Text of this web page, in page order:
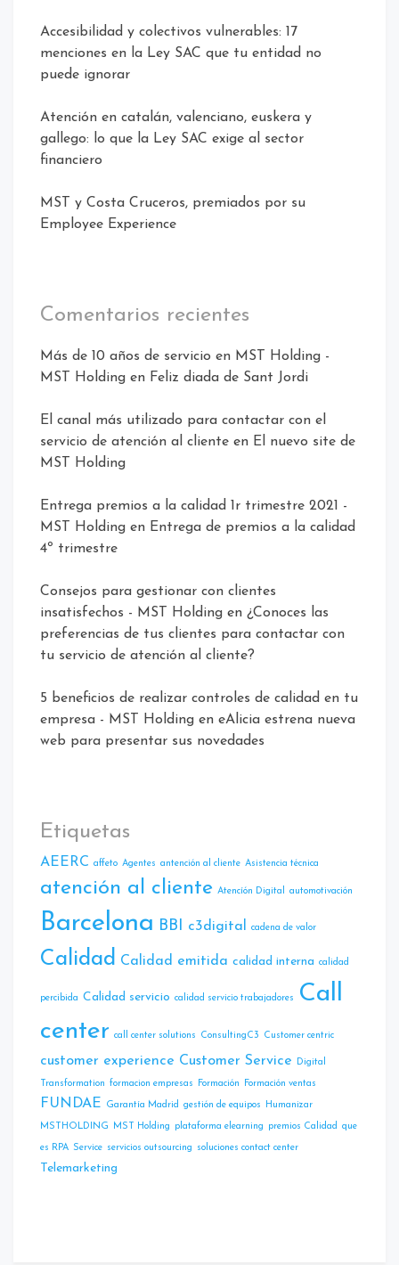
Accesibilidad y colectivos vulnerables: 17
menciones en la Ley SAC que tu entidad no
puede ignorar
Atención en catalán, valenciano, euskera y
gallego: lo que la Ley SAC exige al sector
financiero
MST y Costa Cruceros, premiados por su
Employee Experience
Comentarios recientes
Más de 10 años de servicio en MST Holding -
MST Holding en Feliz diada de Sant Jordi
El canal más utilizado para contactar con el
servicio de atención al cliente en El nuevo site de
MST Holding
Entrega premios a la calidad 1r trimestre 2021 -
MST Holding en Entrega de premios a la calidad
4º trimestre
Consejos para gestionar con clientes
insatisfechos - MST Holding en ¿Conoces las
preferencias de tus clientes para contactar con
tu servicio de atención al cliente?
5 beneficios de realizar controles de calidad en tu
empresa - MST Holding en eAlicia estrena nueva
web para presentar sus novedades
Etiquetas
AEERC affeto Agentes antención al cliente Asistencia técnica
atención al cliente Atencíón Digital automotivación
Barcelona BBI c3digital cadena de valor
Calidad Calidad emitida calidad interna calidad
percibida Calidad servicio calidad servicio trabajadores
Call
center call center solutions ConsultingC3 Customer centric
customer experience Customer Service Digital
Transformation formacion empresas Formación Formación ventas
FUNDAE Garantía Madrid gestión de equipos Humanizar
MSTHOLDING MST Holding plataforma elearning premios Calidad que
es RPA Service servicios outsourcing soluciones contact center
Telemarketing